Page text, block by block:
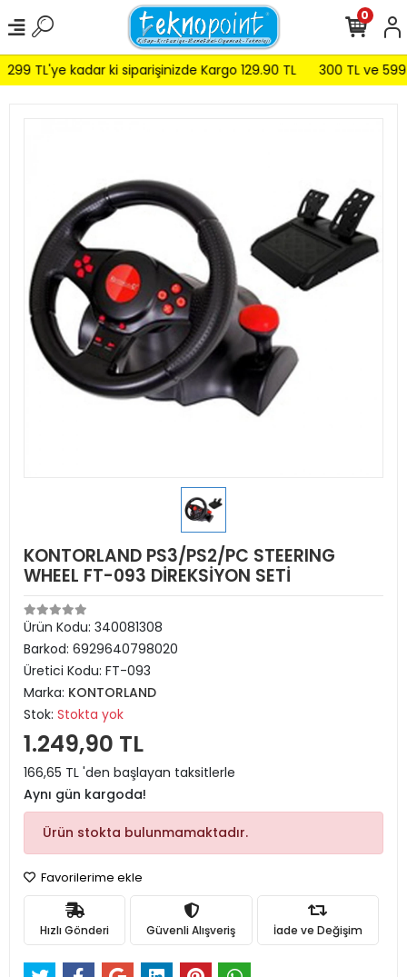
TL'ye kadar ki siparişinizde Kargo 129.90 TL 300 TL ve 599
0
KONTORLAND PS3/PS2/PC STEERING
WHEEL FT-093 DİREKSİYON SETİ
Ürün Kodu: 340081308
Barkod: 6929640798020
Üretici Kodu: FT-093
Marka: KONTORLAND
Stok: Stokta yok
1.249,90 TL
166,65 TL 'den başlayan taksitlerle
Aynı gün kargoda!
Ürün stokta bulunmamaktadır.
Favorilerime ekle
Hızlı Gönderi Güvenli Alışveriş İade ve Değişim